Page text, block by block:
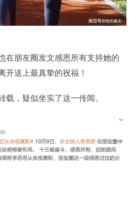
在朋友圈发文感恩所有支持她的
开送上最真挚的祝福！
载，疑似坐实了这一传闻。